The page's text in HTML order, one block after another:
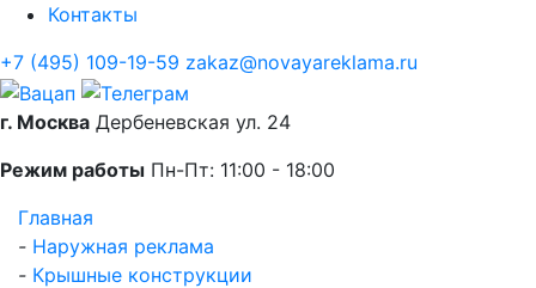
Контакты
+7 (495) 109-19-59 zakaz@novayareklama.ru
г. Москва Дербеневская ул. 24
Режим работы Пн-Пт: 11:00 - 18:00
Главная
- Наружная реклама
- Крышные конструкции